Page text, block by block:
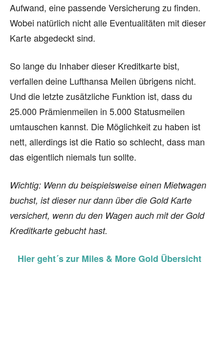
Aufwand, eine passende Versicherung zu finden.
Wobei natürlich nicht alle Eventualitäten mit dieser
Karte abgedeckt sind.
So lange du Inhaber dieser Kreditkarte bist,
verfallen deine Lufthansa Meilen übrigens nicht.
Und die letzte zusätzliche Funktion ist, dass du
25.000 Prämienmeilen in 5.000 Statusmeilen
umtauschen kannst. Die Möglichkeit zu haben ist
nett, allerdings ist die Ratio so schlecht, dass man
das eigentlich niemals tun sollte.
Wichtig: Wenn du beispielsweise einen Mietwagen
buchst, ist dieser nur dann über die Gold Karte
versichert, wenn du den Wagen auch mit der Gold
Kreditkarte gebucht hast.
Hier geht´s zur Miles & More Gold Übersicht